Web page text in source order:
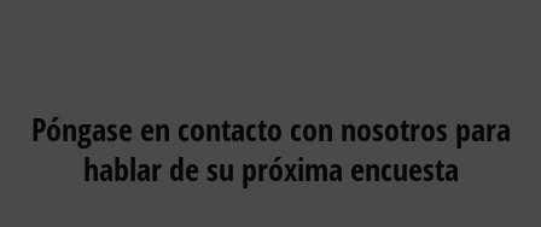
Póngase en contacto con nosotros para
hablar de su próxima encuesta